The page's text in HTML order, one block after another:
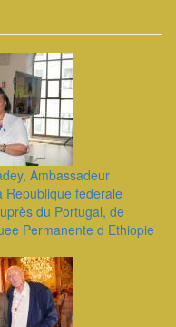
Ambassadeur
Republique federale
du Portugal, de
Permanente d Ethiopie